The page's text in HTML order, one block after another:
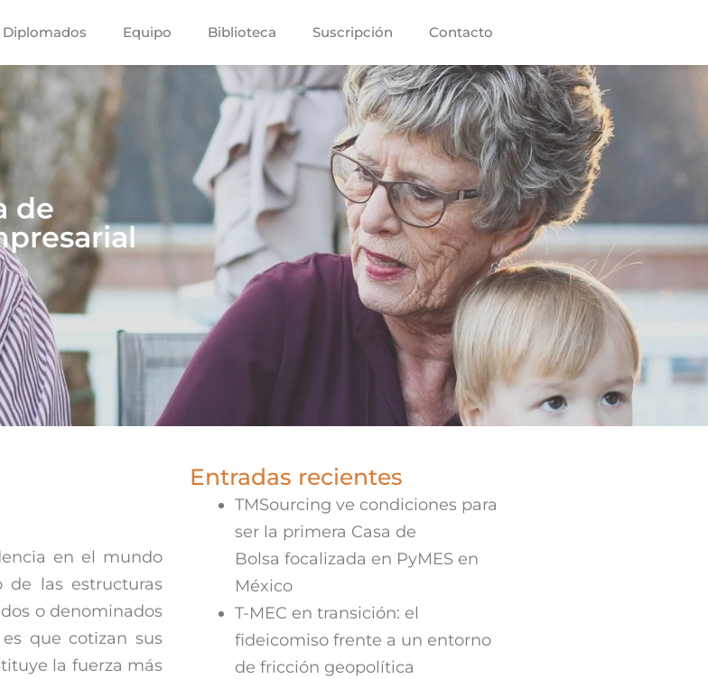
Diplomados Equipo Biblioteca Suscripción Contacto
de
en el mundo
de las estructuras
o denominados
que cotizan sus
la fuerza más
Entradas recientes
TMSourcing ve condiciones para
ser la primera Casa de
Bolsa focalizada en PyMES en
México
T-MEC en transición: el
fideicomiso frente a un entorno
de fricción geopolítica